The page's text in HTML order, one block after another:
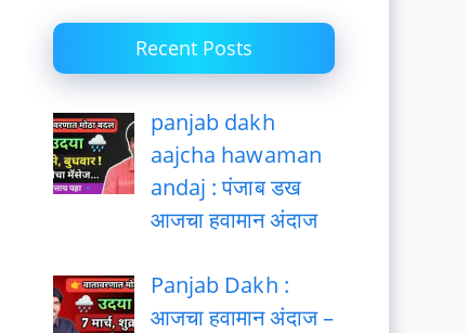
Recent Posts
panjab dakh
aajcha hawaman
andaj : पंजाब डख
आजचा हवामान अंदाज
Panjab Dakh :
आजचा हवामान अंदाज –